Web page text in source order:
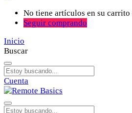
No tiene artículos en su carrito
Seguir comprando
Inicio
Buscar
Cuenta